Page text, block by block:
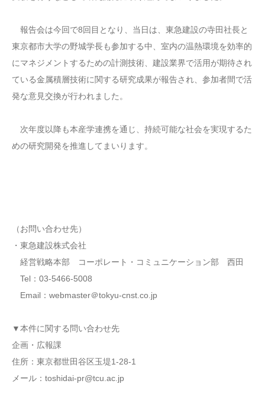
報告会は今回で8回目となり、当日は、東急建設の寺田社長と
東京都市大学の野城学長も参加する中、室内の温熱環境を効率的
にマネジメントするための計測技術、建設業界で活用が期待され
ている金属積層技術に関する研究成果が報告され、参加者間で活
発な意見交換が行われました。
次年度以降も本産学連携を通じ、持続可能な社会を実現するた
めの研究開発を推進してまいります。
（お問い合わせ先）
・東急建設株式会社
経営戦略本部 コーポレート・コミュニケーション部 西田
Tel：03-5466-5008
Email：webmaster＠tokyu-cnst.co.jp
▼本件に関する問い合わせ先
企画・広報課
住所：東京都世田谷区玉堤1-28-1
メール：toshidai-pr@tcu.ac.jp